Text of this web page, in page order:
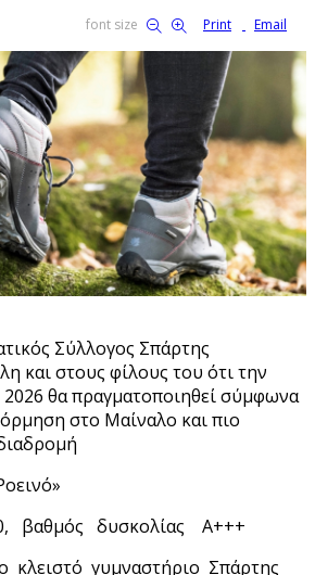
font size
Print Email
Σύλλογος Σπάρτης
και στους φίλους του ότι την
2026 θα πραγματοποιηθεί σύμφωνα
στο Μαίναλο και πιο
βαθμός δυσκολίας Α+++
γυμναστήριο Σπάρτης